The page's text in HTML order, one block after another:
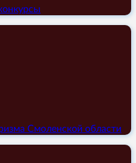
Смоленской области